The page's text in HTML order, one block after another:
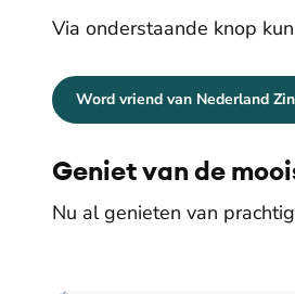
Via onderstaande knop
Word vriend van Nederland
Geniet van de
Nu al genieten van